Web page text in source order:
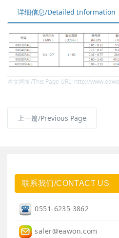
详细信息/Detailed Information
本文网址/This Page URL: http://
上一篇/Previous Page
联系我们/CONTACT US
0551-6235 3862
saler@eawon.com